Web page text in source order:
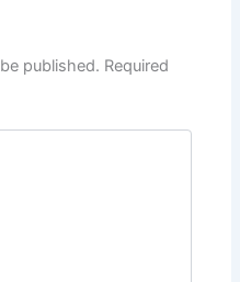
published. Required